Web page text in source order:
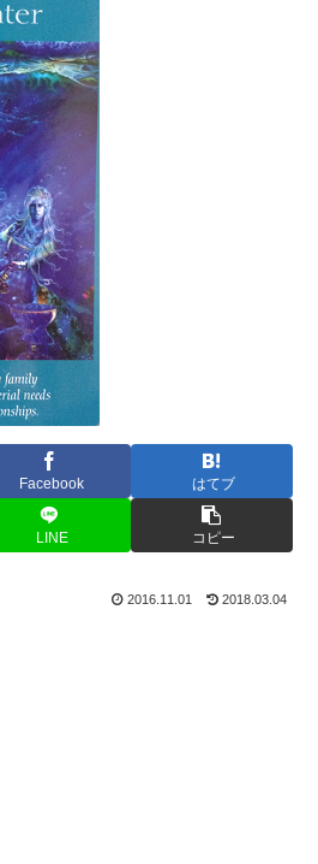
Facebook はてブ
LINE コピー
2016.11.01 2018.03.04